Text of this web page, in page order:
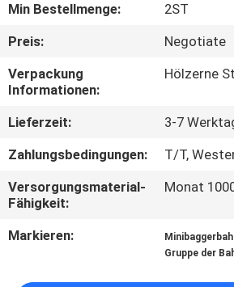
FABRIK-
AUSFLUG
NACHRICHTEN
FORDERN
SIE EIN
Min Bestellmenge:
2ST
Preis:
Negotiate
Verpackung
Informationen:
Hölzerne
Lieferzeit:
3-7
Zahlungsbedingungen:
T/T,
Versorgungsmaterial-
Fähigkeit:
Monat
Markieren:
Gruppe der